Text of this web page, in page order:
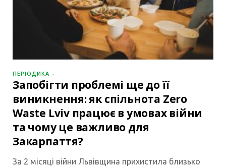
ПЕРІОДИКА
Запобігти проблемі ще до її
виникнення: як спільнота Zero
Waste Lviv працює в умовах війни
та чому це важливо для
Закарпаття?
За 2 місяці війни Львівщина прихистила близько